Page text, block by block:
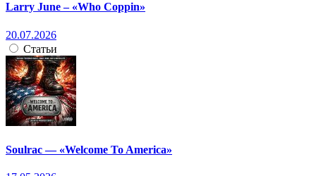
Larry June – «Who Coppin»
20.07.2026
Статьи
Soulrac — «Welcome To America»